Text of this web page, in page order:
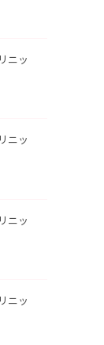
ニッ
ニッ
ニッ
ニッ